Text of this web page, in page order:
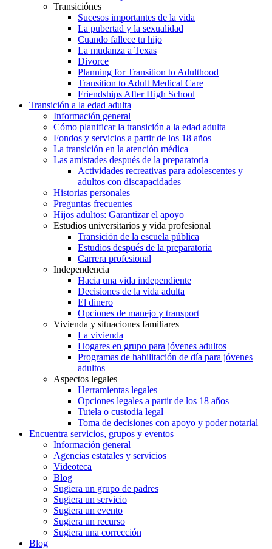
Transiciónes
Sucesos importantes de la vida
La pubertad y la sexualidad
Cuando fallece tu hijo
La mudanza a Texas
Divorce
Planning for Transition to Adulthood
Transition to Adult Medical Care
Friendships After High School
Transición a la edad adulta
Información general
Cómo planificar la transición a la edad adulta
Fondos y servicios a partir de los 18 años
La transición en la atención médica
Las amistades después de la preparatoria
Actividades recreativas para adolescentes y
adultos con discapacidades
Historias personales
Preguntas frecuentes
Hijos adultos: Garantizar el apoyo
Estudios universitarios y vida profesional
Transición de la escuela pública
Estudios después de la preparatoria
Carrera profesional
Independencia
Hacia una vida independiente
Decisiones de la vida adulta
El dinero
Opciones de manejo y transport
Vivienda y situaciones familiares
La vivienda
Hogares en grupo para jóvenes adultos
Programas de habilitación de día para jóvenes
adultos
Aspectos legales
Herramientas legales
Opciones legales a partir de los 18 años
Tutela o custodia legal
Toma de decisiones con apoyo y poder notarial
Encuentra servicios, grupos y eventos
Información general
Agencias estatales y servicios
Videoteca
Blog
Sugiera un grupo de padres
Sugiera un servicio
Sugiera un evento
Sugiera un recurso
Sugiera una corrección
Blog